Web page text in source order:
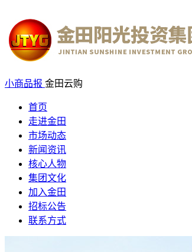
小商品报 金田云购
首页
走进金田
市场动态
新闻资讯
核心人物
集团文化
加入金田
招标公告
联系方式